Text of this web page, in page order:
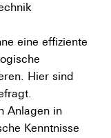
eine effiziente
Hier sind
Anlagen in
Kenntnisse